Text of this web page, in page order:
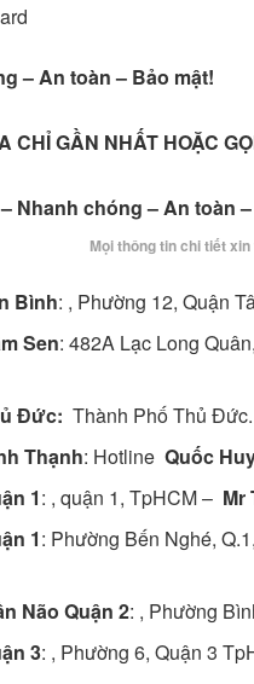
– An toàn – Bảo mật!
CHỈ GẦN NHẤT HOẶC
Nhanh chóng – An toàn
Mọi thông tin chi tiết
Bình: , Phường 12, Quận
Sen: 482A Lạc Long
Đức: Thành Phố Thủ
Thạnh: Hotline Quốc
1: , quận 1, TpHCM – Mr
1: Phường Bến Nghé,
Não Quận 2: , Phường
3: , Phường 6, Quận 3